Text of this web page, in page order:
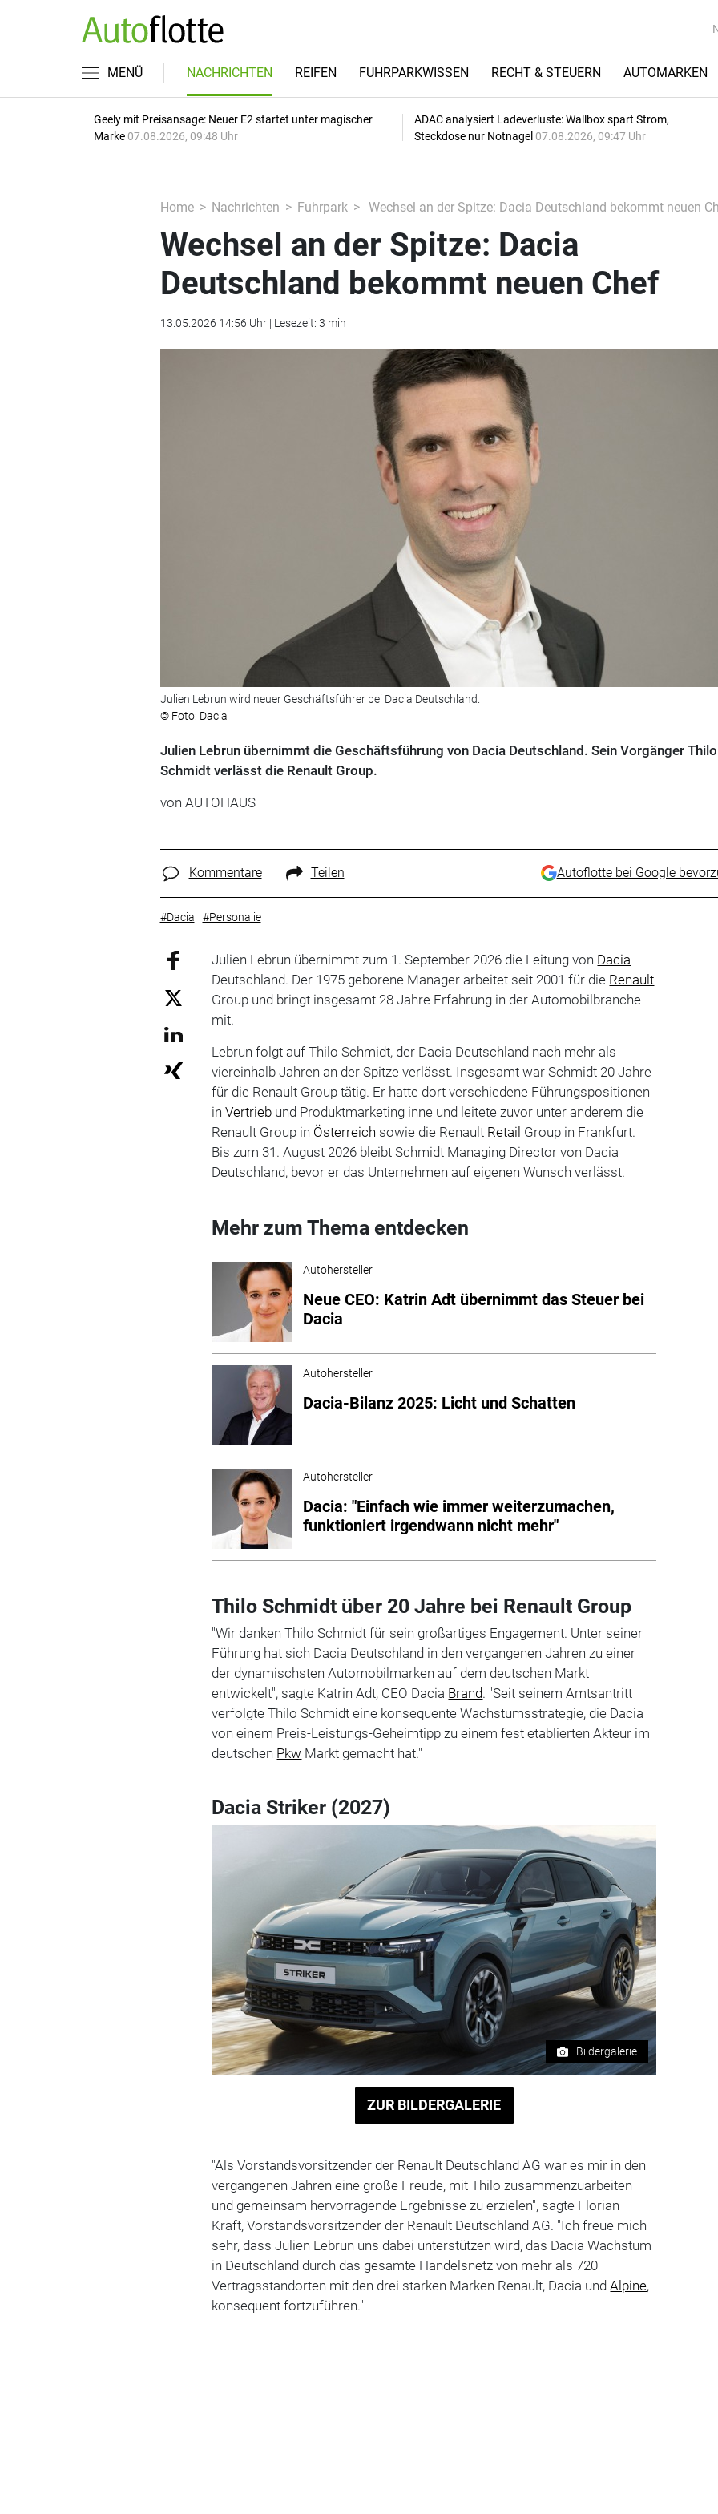
MENÜ NACHRICHTEN REIFEN FUHRPARKWISSEN RECHT & STEUERN AUTOMARKEN
Geely mit Preisansage: Neuer E2 startet unter magischer
Marke 07.08.2026, 09:48 Uhr
ADAC analysiert Ladeverluste: Wallbox spart Strom,
Steckdose nur Notnagel 07.08.2026, 09:47 Uhr
Home Nachrichten Fuhrpark Wechsel an der Spitze: Dacia Deutschland bekommt neuen
Wechsel an der Spitze: Dacia
Deutschland bekommt neuen Chef
13.05.2026 14:56 Uhr | Lesezeit: 3 min
Julien Lebrun wird neuer Geschäftsführer bei Dacia Deutschland.
© Foto: Dacia
Julien Lebrun übernimmt die Geschäftsführung von Dacia Deutschland. Sein Vorgänger Thilo
Schmidt verlässt die Renault Group.
von AUTOHAUS
Kommentare Teilen Autoflotte bei Google
#Dacia #Personalie
Julien Lebrun übernimmt zum 1. September 2026 die Leitung von Dacia
Deutschland. Der 1975 geborene Manager arbeitet seit 2001 für die Renault
Group und bringt insgesamt 28 Jahre Erfahrung in der Automobilbranche
mit.
Lebrun folgt auf Thilo Schmidt, der Dacia Deutschland nach mehr als
viereinhalb Jahren an der Spitze verlässt. Insgesamt war Schmidt 20 Jahre
für die Renault Group tätig. Er hatte dort verschiedene Führungspositionen
inVertrieb und Produktmarketing inne und leitete zuvor unter anderem die
Renault Group in Österreich sowie die Renault Retail Group in Frankfurt.
Bis zum 31. August 2026 bleibt Schmidt Managing Director von Dacia
Deutschland, bevor er das Unternehmen auf eigenen Wunsch verlässt.
Mehr zum Thema entdecken
Autohersteller
Neue CEO: Katrin Adt übernimmt das Steuer bei
Dacia
Autohersteller
Dacia-Bilanz 2025: Licht und Schatten
Autohersteller
Dacia: "Einfach wie immer weiterzumachen,
funktioniert irgendwann nicht mehr"
Thilo Schmidt über 20 Jahre bei Renault Group
"Wir danken Thilo Schmidt für sein großartiges Engagement. Unter seiner
Führung hat sich Dacia Deutschland in den vergangenen Jahren zu einer
der dynamischsten Automobilmarken auf dem deutschen Markt
entwickelt", sagte Katrin Adt, CEO Dacia Brand. "Seit seinem Amtsantritt
verfolgte Thilo Schmidt eine konsequente Wachstumsstrategie, die Dacia
von einem Preis-Leistungs-Geheimtipp zu einem fest etablierten Akteur im
deutschen Pkw Markt gemacht hat."
Dacia Striker (2027)
Bildergalerie
ZUR BILDERGALERIE
"AlsVorstandsvorsitzender der Renault Deutschland AG war es mir in den
vergangenen Jahren eine große Freude, mit Thilo zusammenzuarbeiten
und gemeinsam hervorragende Ergebnisse zu erzielen", sagte Florian
Kraft, Vorstandsvorsitzender der Renault Deutschland AG. "Ich freue mich
sehr, dass Julien Lebrun uns dabei unterstützen wird, das Dacia Wachstum
in Deutschland durch das gesamte Handelsnetz von mehr als 720
Vertragsstandorten mit den drei starken Marken Renault, Dacia undAlpine,
konsequent fortzuführen."